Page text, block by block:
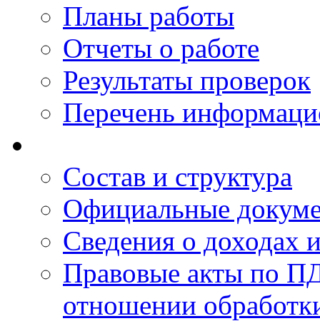
Планы работы
Отчеты о работе
Результаты проверок
Перечень
Состав и структура
Официальные
Сведения о доходах
Правовые акты по
отношении